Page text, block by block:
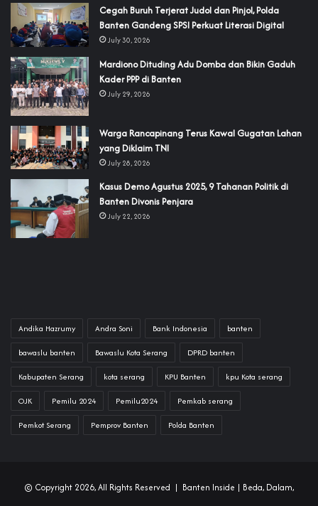
Cegah Buruh Terjerat Judol dan Pinjol, Polda
Banten Gandeng SPSI Perkuat Literasi Digital
July 30, 2026
‎Mardiono Dituding Adu Domba dan Bikin Gaduh
Kader PPP di Banten
July 29, 2026
‎Warga Rancapinang Terus Kawal Gugatan Lahan
yang Diklaim TNI‎‎
July 28, 2026
‎Kasus Demo Agustus 2025, 9 Tahanan Politik di
Banten Divonis Penjara
July 22, 2026
Andika Hazrumy Andra Soni Bank Indonesia banten
bawaslu banten Bawaslu Kota Serang DPRD banten
Kabupaten Serang kota serang KPU Banten kpu Kota serang
OJK Pemilu 2024 Pemilu2024 Pemkab serang
Pemkot Serang Pemprov Banten Polda Banten
© Copyright 2026, All Rights Reserved | Banten Inside | Beda, Dalam,